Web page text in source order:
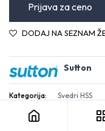
Prijava za ceno
DODAJ NA SEZNAM
Sutton
Kategorija: Svedri HSS
Pogoji in določila